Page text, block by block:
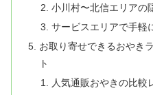
小川村〜北信エリアの
サービスエリアで手軽
お取り寄せできるおやき
ト
人気通販おやきの比較